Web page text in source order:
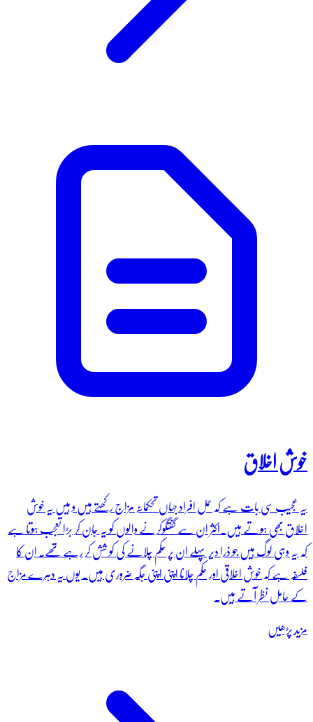
خوش اخلاق
یہ عجیب سی بات ہے کہ حمل افراد جہاں تحکمانہ مزاج رکھتے ہیں و ہیں یہ خوش
اخلاق بھی ہوتے ہیں۔اکثر ان سے گفتگوکرنے والوں کو یہ جان کر بڑا تعجب ہوتا ہے
کہ یہ وہی لوگ ہیں جو ذرا دیر پہلے ان پر حکم چلانے کی کو شش کر رہے تھے۔ ان کا
فلسفہ ہے کہ خوش اخلاقی اور حکم چلانا اپنی اپنی جگہ ضروری ہیں۔ یوں یہ دہرے مزاج
کے حامل نظر آتے ہیں۔
مزید پڑھیں